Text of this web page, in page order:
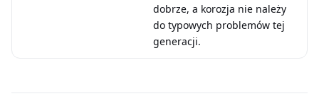
dobrze, a korozja nie należy
do typowych problemów tej
generacji.